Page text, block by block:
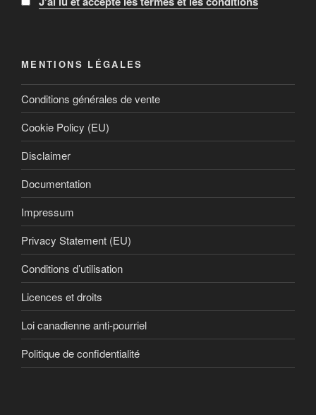
MENTIONS LÉGALES
Conditions générales de vente
Cookie Policy (EU)
Disclaimer
Documentation
Impressum
Privacy Statement (EU)
Conditions d’utilisation
Licences et droits
Loi canadienne anti-pourriel
Politique de confidentialité